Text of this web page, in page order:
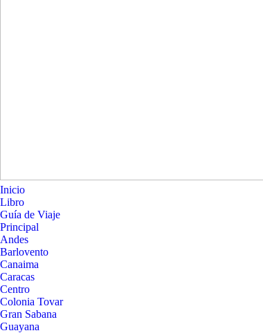
Inicio
Libro
Guía de Viaje
Principal
Andes
Barlovento
Canaima
Caracas
Centro
Colonia Tovar
Gran Sabana
Guayana